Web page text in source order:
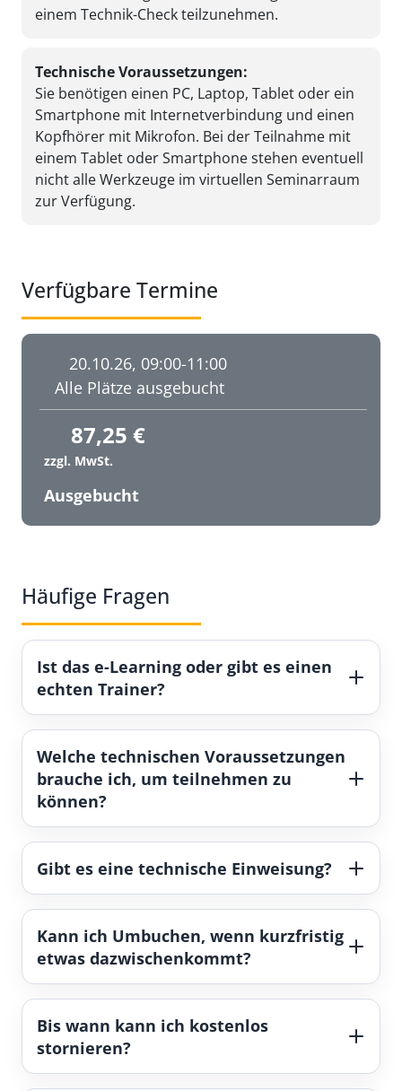
einem Technik-Check teilzunehmen.
Technische Voraussetzungen:
Sie benötigen einen PC, Laptop, Tablet oder ein
Smartphone mit Internetverbindung und einen
Kopfhörer mit Mikrofon. Bei der Teilnahme mit
einem Tablet oder Smartphone stehen eventuell
nicht alle Werkzeuge im virtuellen Seminarraum
zur Verfügung.
Verfügbare Termine
20.10.26, 09:00-11:00
Alle Plätze ausgebucht
87,25 €
zzgl. MwSt.
Ausgebucht
Häufige Fragen
Ist das e-Learning oder gibt es einen
echten Trainer?
Welche technischen Voraussetzungen
brauche ich, um teilnehmen zu
können?
Gibt es eine technische Einweisung?
Kann ich Umbuchen, wenn kurzfristig
etwas dazwischenkommt?
Bis wann kann ich kostenlos
stornieren?